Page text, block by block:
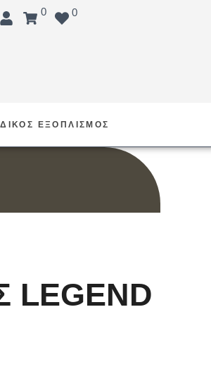
0 0
ΕΞΟΠΛΙΣΜΟΣ
LEGEND